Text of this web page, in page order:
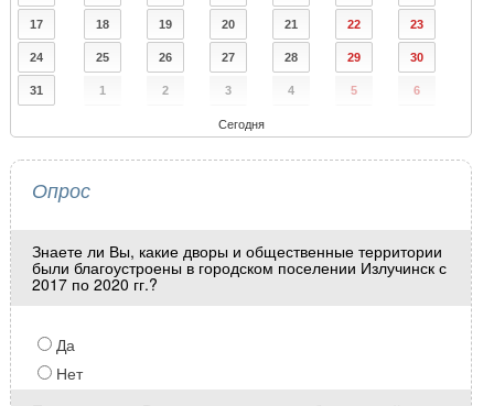
17 18 19 20 21 22 23
24 25 26 27 28 29 30
31 1 2 3 4 5 6
Сегодня
Опрос
Знаете ли Вы, какие дворы и общественные территории
были благоустроены в городском поселении Излучинск с
2017 по 2020 гг.?
Да
Нет